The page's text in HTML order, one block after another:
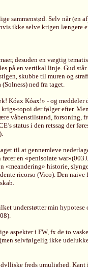
Selv når (en
ikke selve krigen længere
desuden en vægtig
på en vertikal linje. Gud
skubbe til muren og
ned fra taget.
Kóax Kóax!» - og
topoi der følger efter.
våbenstilstand,
status i den retssag der
til at gennemleve
en «penisolate
«meandering» historie,
ricorso (Vico). Den
understøtter min hypotese
aspekter i FW, fx de to
selvfølgelig ikke
freds umulighed.